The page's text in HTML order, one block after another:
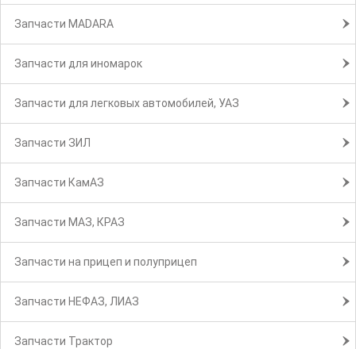
Запчасти MADARA
Запчасти для иномарок
Запчасти для легковых автомобилей, УАЗ
Запчасти ЗИЛ
Запчасти КамАЗ
Запчасти МАЗ, КРАЗ
Запчасти на прицеп и полуприцеп
Запчасти НЕФАЗ, ЛИАЗ
Запчасти Трактор